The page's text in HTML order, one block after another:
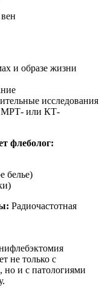
и образе жизни
исследования
МРТ- или КТ-
флеболог:
белье)
Радиочастотная
не только с
и с патологиями